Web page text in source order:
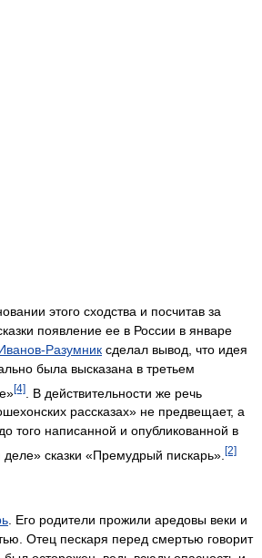
этого сходства и посчитав за
появление ее в России в январе
Разумник сделал вывод, что идея
была высказана в третьем
[4]
. В действительности же речь
рассказах» не предвещает, а
того написанной и опубликованной в
сказки «Премудрый пискарь». [2]
. Его родители прожили аредовы веки и
Отец пескаря перед смертью говорит